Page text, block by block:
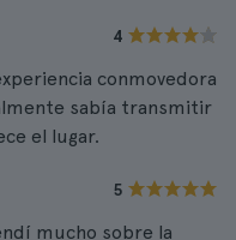
4
conmovedora
sabía transmitir
el lugar.
5
mucho sobre la